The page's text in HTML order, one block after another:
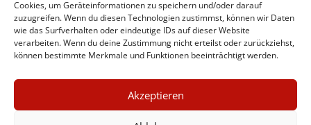
Cookies, um Geräteinformationen zu speichern und/oder darauf
zuzugreifen. Wenn du diesen Technologien zustimmst, können wir Daten
wie das Surfverhalten oder eindeutige IDs auf dieser Website
verarbeiten. Wenn du deine Zustimmung nicht erteilst oder zurückziehst,
können bestimmte Merkmale und Funktionen beeinträchtigt werden.
Akzeptieren
© Copyright Hintergrund.de, 2015 - 2026
Zum Newsletter jetzt kostenlos
anmelden
erscheint ca. alle 4 Wochen
×